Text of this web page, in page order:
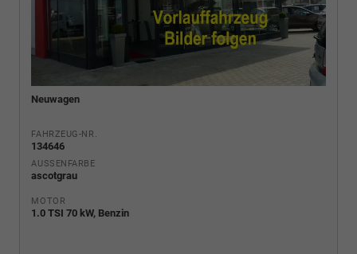
Neuwagen
FAHRZEUG-NR.
134646
AUSSENFARBE
ascotgrau
MOTOR
1.0 TSI 70 kW, Benzin